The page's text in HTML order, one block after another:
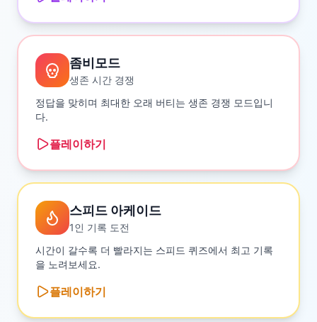
좀비모드
생존 시간 경쟁
정답을 맞히며 최대한 오래 버티는 생존 경쟁 모드입니
다.
플레이하기
스피드 아케이드
1인 기록 도전
시간이 갈수록 더 빨라지는 스피드 퀴즈에서 최고 기록
을 노려보세요.
플레이하기